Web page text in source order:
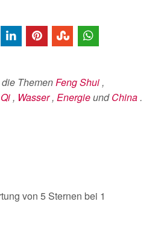
Themen Feng Shui ,
Qi , Wasser, EnergieundChina .
von 5 Sternen bei 1